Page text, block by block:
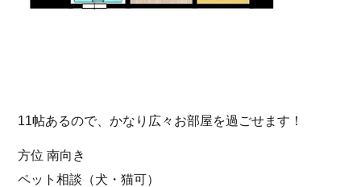
11帖あるので、かなり広々お部屋を過ごせます！
方位 南向き
ペット相談（犬・猫可）